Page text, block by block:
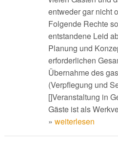
entweder gar nicht
Folgende Rechte
entstandene Leid
Planung und
erforderlichen
Übernahme des
(Verpflegung und
[]Veranstaltung in
Gäste ist als
» weiterlesen